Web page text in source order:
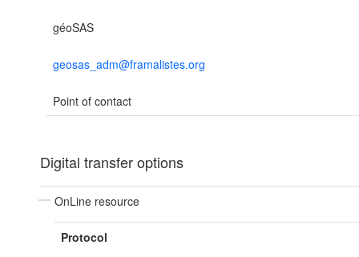
géoSAS
geosas_adm@framalistes.org
Point of contact
Digital transfer options
OnLine resource
Protocol